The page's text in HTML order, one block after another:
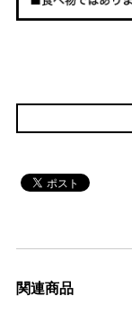
関連商品